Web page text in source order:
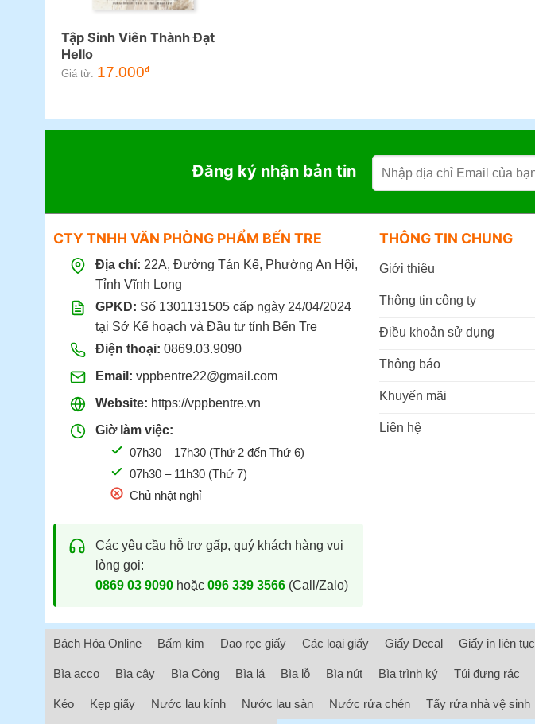
Tập Sinh Viên Thành Đạt
Hello
Giá từ: 17.000đ
Đăng ký nhận bản tin
CTY TNHH VĂN PHÒNG PHẨM BẾN TRE
Địa chỉ: 22A, Đường Tán Kế, Phường An Hội,
Tỉnh Vĩnh Long
GPKD: Số 1301131505 cấp ngày 24/04/2024
tại Sở Kế hoạch và Đầu tư tỉnh Bến Tre
Điện thoại: 0869.03.9090
Email: vppbentre22@gmail.com
Website: https://vppbentre.vn
Giờ làm việc:
07h30 – 17h30 (Thứ 2 đến Thứ 6)
07h30 – 11h30 (Thứ 7)
Chủ nhật nghỉ
Các yêu cầu hỗ trợ gấp, quý khách hàng vui
lòng gọi:
0869 03 9090hoặc 096 339 3566(Call/Zalo)
THÔNG TIN CHUNG
Giới thiệu
Thông tin công ty
Điều khoản sử dụng
Thông báo
Khuyến mãi
Liên hệ
Bách Hóa Online Bấm kim Dao rọc giấy Các loại giấy Giấy Decal Giấy in liên tục
Bìa acco Bìa cây Bìa Còng Bìa lá Bìa lỗ Bìa nút Bìa trình ký Túi đựng rác
Kéo Kẹp giấy Nước lau kính Nước lau sàn Nước rửa chén Tẩy rửa nhà vệ sinh